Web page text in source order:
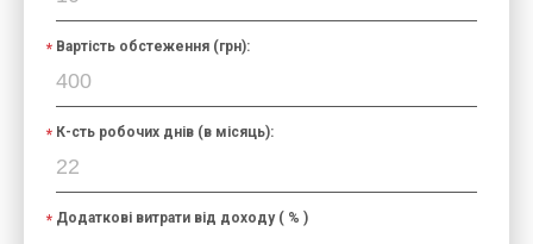
Вартість обстеження (грн):
К-сть робочих днів (в місяць):
Додаткові витрати від доходу ( % )